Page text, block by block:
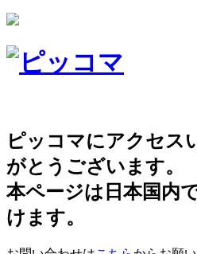
ピッコマにアクセス
がとうございます。
本ページは日本国内
けます。